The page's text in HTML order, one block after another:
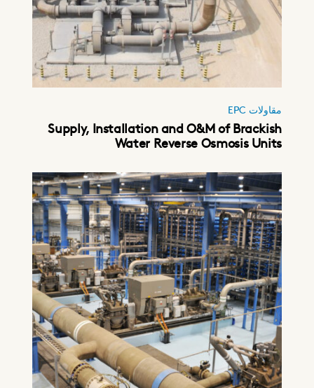
مقاولات EPC
Supply, Installation and O&M of Brackish
Water Reverse Osmosis Units